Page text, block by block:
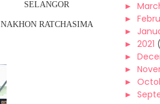
SELANGOR
NAKHON RATCHASIMA
►
►
►
► 2021
►
►
►
►